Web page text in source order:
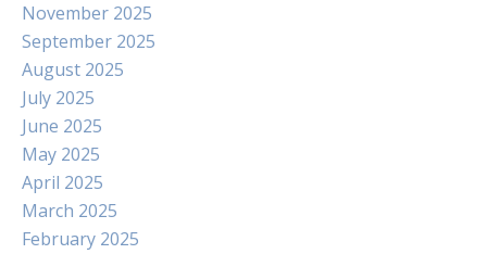
November 2025
September 2025
August 2025
July 2025
June 2025
May 2025
April 2025
March 2025
February 2025